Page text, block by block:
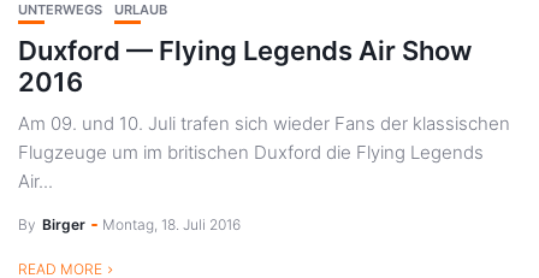
UNTERWEGS URLAUB
Duxford — Flying Legends Air Show
2016
Am 09. und 10. Juli trafen sich wieder Fans der klassischen
Flugzeuge um im britischen Duxford die Flying Legends
Air...
By Birger Montag, 18. Juli 2016
READ MORE